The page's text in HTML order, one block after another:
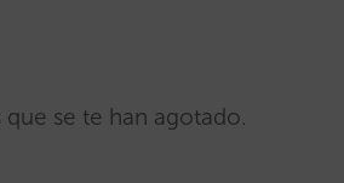
se te han agotado.